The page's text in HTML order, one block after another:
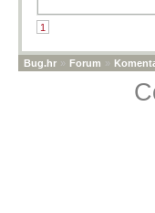
1
Bug.hr » Forum »